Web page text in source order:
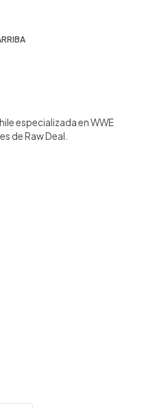
especializada en WWE
de Raw Deal.